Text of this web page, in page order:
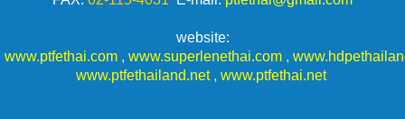
website:
www.ptfethai.com , www.superlenethai.com ,
www.ptfethailand.net, www.ptfethai.net